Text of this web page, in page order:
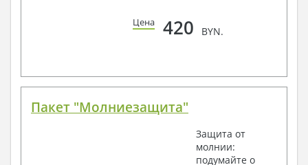
Цена 420 BYN.
Пакет "Молниезащита"
Защита от
молнии:
подумайте о